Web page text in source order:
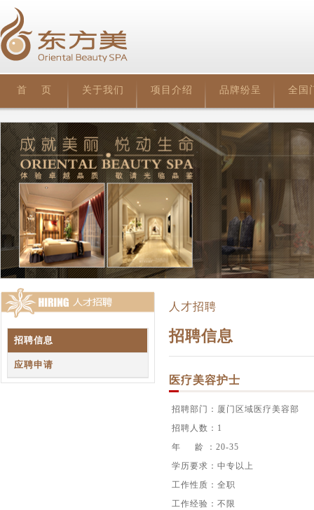
首 页 关于我们 项目介绍 品牌纷呈 全国
招聘信息
应聘申请
人才招聘
招聘信息
医疗美容护士
招聘部门： 厦门区域医疗美容部
招聘人数： 1
年 龄 ：20-35
学历要求： 中专以上
工作性质： 全职
工作经验： 不限